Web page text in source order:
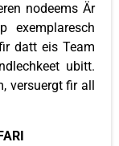
nodeems Är
datt eis Team
ubitt.
versuergt fir all